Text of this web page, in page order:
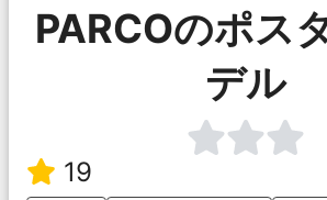
PARCOのポス
デル
19